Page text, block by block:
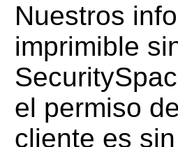
Nuestros
imprimible
el permiso
cliente es